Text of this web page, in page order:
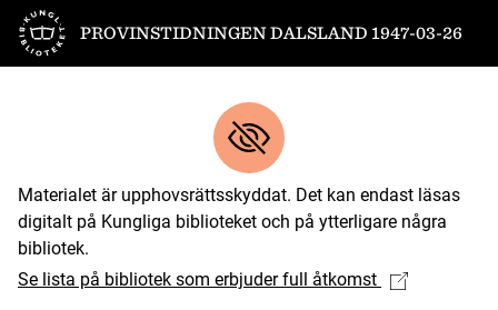
Till startsidan
PROVINSTIDNINGEN DALSLAND 1947-03-26
Materialet är upphovsrättsskyddat. Det kan endast läsas
digitalt på Kungliga biblioteket och på ytterligare några
bibliotek.
Se lista på bibliotek som erbjuder full åtkomst